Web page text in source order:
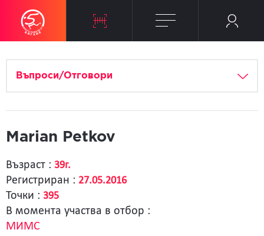
Въпроси/Отговори
Marian Petkov
Възраст : 39г.
Регистриран : 27.05.2016
Точки : 395
В момента участва в отбор :
МИМС